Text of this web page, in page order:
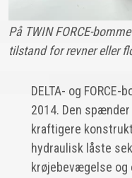
På TWIN FORCE-
tilstand for revner eller
DELTA- og FORCE-
2014. Den
kraftigere
hydraulisk låste
krøjebevægelse og